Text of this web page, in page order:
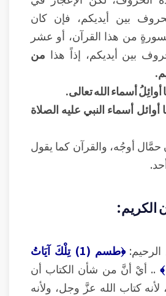
بين أيديكم، فإن كان
بسورةٍ من هذا القرآن، أو عشر
بين أيديكم، إذاً هذا من
أوائِلُ أسماء الله تعالى.
أوائل أسماء النبي عليه الصلاة
أوجُه، والقرآن كما يقول
الكريم:
الرحيم:
﴿طسم (1) تِلْكَ آيَاتُ
.. أيْ أنَّ من شأن الكتاب أن
لأنه كتاب الله عزَّ وجل، ولأنه